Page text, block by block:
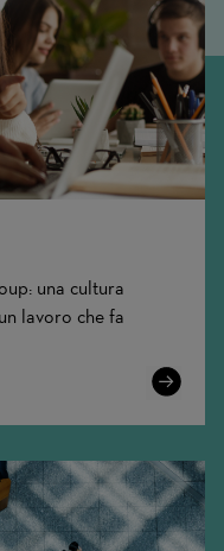
una cultura
lavoro che fa
Learn